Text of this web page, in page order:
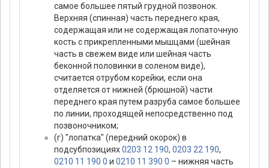
самое большее пятый грудной позвонок.
Верхняя (спинная) часть переднего края,
содержащая или не содержащая лопаточную
кость с прикрепленными мышцами (шейная
часть в свежем виде или шейная часть
беконной половинки в соленом виде),
считается отрубом корейки, если она
отделяется от нижней (брюшной) части
переднего края путем разруба самое большее
по линии, проходящей непосредственно под
позвоночником;
(г) "лопатка" (передний окорок) в
подсубпозициях0203 12 190, 0203 22 190,
0210 11 190 0 и 0210 11 390 0 – нижняя часть